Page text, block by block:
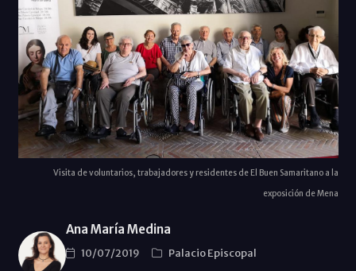
Visita de voluntarios, trabajadores y residentes de El Buen Samaritano a la
exposición de Mena
Ana María Medina
10/07/2019
Palacio Episcopal